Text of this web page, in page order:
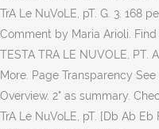
TrA Le NuVoLE, pT. G. 3. 168
Comment by Maria Arioli.
TESTA TRA LE NUVOLE, PT.
More. Page Transparency
Overview. 2" as summary.
TrA Le NuVoLE, pT. [Db Ab